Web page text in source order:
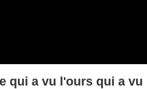
qui a vu l'ours qui a